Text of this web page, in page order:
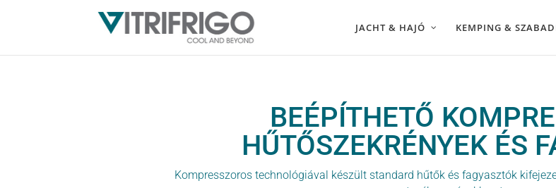
JACHT & HAJÓ KEMPING &
BEÉPÍTHETŐ
HŰTŐSZEKRÉNYEK ÉS
Kompresszoros technológiával készült standard hűtők és fagyasztók